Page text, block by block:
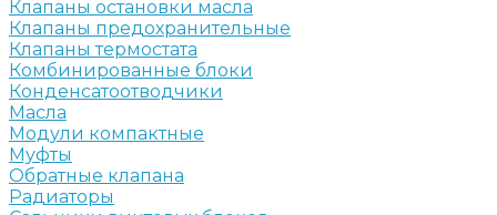
Клапаны остановки масла
Клапаны предохранительные
Клапаны термостата
Комбинированные блоки
Конденсатоотводчики
Масла
Модули компактные
Муфты
Обратные клапана
Радиаторы